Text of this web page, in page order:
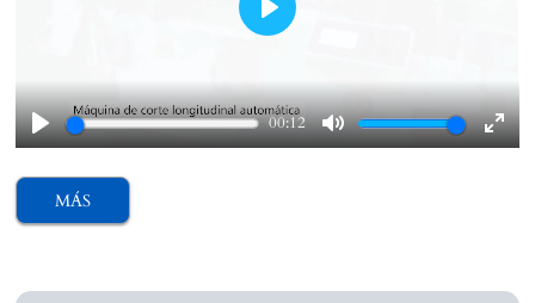
Play
00:12
Mute
Play
MÁS